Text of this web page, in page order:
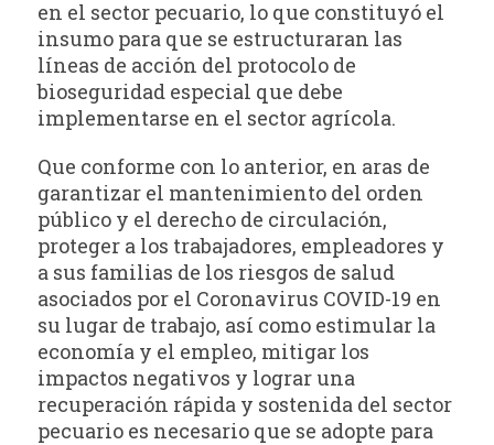
en el sector pecuario, lo que constituyó el
insumo para que se estructuraran las
líneas de acción del protocolo de
bioseguridad especial que debe
implementarse en el sector agrícola.
Que conforme con lo anterior, en aras de
garantizar el mantenimiento del orden
público y el derecho de circulación,
proteger a los trabajadores, empleadores y
a sus familias de los riesgos de salud
asociados por el Coronavirus COVID-19 en
su lugar de trabajo, así como estimular la
economía y el empleo, mitigar los
impactos negativos y lograr una
recuperación rápida y sostenida del sector
pecuario es necesario que se adopte para